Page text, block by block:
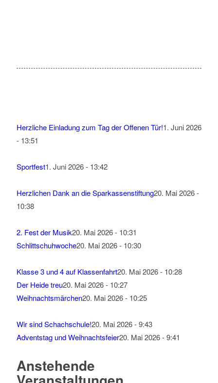
Herzliche Einladung zum Tag der Offenen Tür!1. Juni 2026
- 13:51
Sportfest1. Juni 2026 - 13:42
Herzlichen Dank an die Sparkassenstiftung20. Mai 2026 -
10:38
2. Fest der Musik20. Mai 2026 - 10:31
Schlittschuhwoche20. Mai 2026 - 10:30
Klasse 3 und 4 auf Klassenfahrt20. Mai 2026 - 10:28
Der Heide treu20. Mai 2026 - 10:27
Weihnachtsmärchen20. Mai 2026 - 10:25
Wir sind Schachschule!20. Mai 2026 - 9:43
Adventstag und Weihnachtsfeier20. Mai 2026 - 9:41
Anstehende